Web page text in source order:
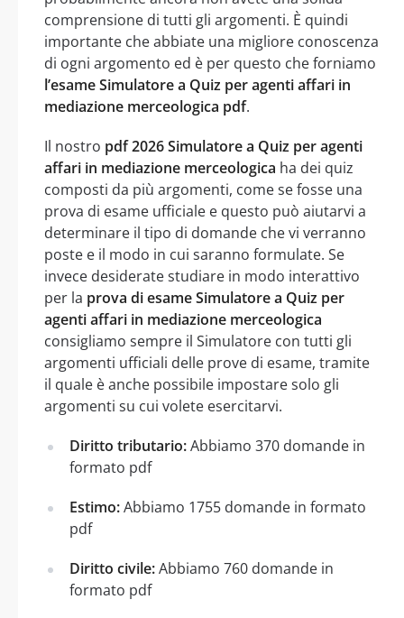
comprensione di tutti gli argomenti. È quindi
importante che abbiate una migliore conoscenza
di ogni argomento ed è per questo che forniamo
l’esame Simulatore a Quiz per agenti affari in
mediazione merceologica pdf.
Il nostro pdf 2026 Simulatore a Quiz per agenti
affari in mediazione merceologica ha dei quiz
composti da più argomenti, come se fosse una
prova di esame ufficiale e questo può aiutarvi a
determinare il tipo di domande che vi verranno
poste e il modo in cui saranno formulate. Se
invece desiderate studiare in modo interattivo
per la prova di esame Simulatore a Quiz per
agenti affari in mediazione merceologica
consigliamo sempre il Simulatore con tutti gli
argomenti ufficiali delle prove di esame, tramite
il quale è anche possibile impostare solo gli
argomenti su cui volete esercitarvi.
Diritto tributario:Abbiamo 370 domande in
formato pdf
Estimo:Abbiamo 1755 domande in formato
pdf
Diritto civile:Abbiamo 760 domande in
formato pdf